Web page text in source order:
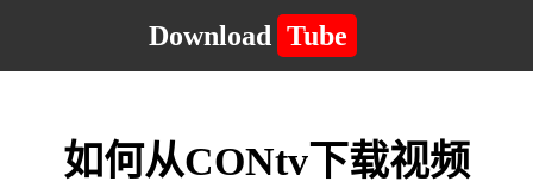
Download Tube
如何从CONtv下载视频